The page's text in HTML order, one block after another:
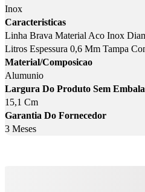
Inox
Caracteristicas
Linha Brava Material Aco Inox
Litros Espessura 0,6 Mm Tampa
Material/Composicao
Alumunio
Largura Do Produto Sem
15,1 Cm
Garantia Do Fornecedor
3 Meses